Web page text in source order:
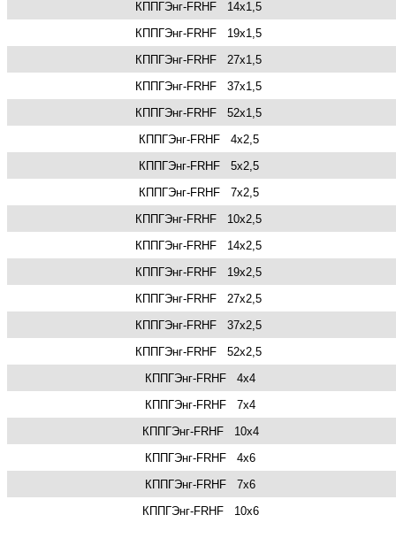
КППГЭнг-FRHF 14х1,5
КППГЭнг-FRHF 19х1,5
КППГЭнг-FRHF 27х1,5
КППГЭнг-FRHF 37х1,5
КППГЭнг-FRHF 52х1,5
КППГЭнг-FRHF 4х2,5
КППГЭнг-FRHF 5х2,5
КППГЭнг-FRHF 7х2,5
КППГЭнг-FRHF 10х2,5
КППГЭнг-FRHF 14х2,5
КППГЭнг-FRHF 19х2,5
КППГЭнг-FRHF 27х2,5
КППГЭнг-FRHF 37х2,5
КППГЭнг-FRHF 52х2,5
КППГЭнг-FRHF 4х4
КППГЭнг-FRHF 7х4
КППГЭнг-FRHF 10х4
КППГЭнг-FRHF 4х6
КППГЭнг-FRHF 7х6
КППГЭнг-FRHF 10х6